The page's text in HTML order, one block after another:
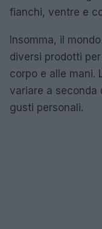
fianchi, ventre e
Insomma, il
diversi prodotti
corpo e alle mani.
variare a seconda
gusti personali.